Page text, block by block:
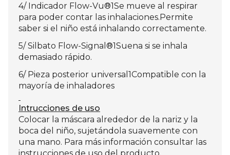
4/ Indicador Flow-Vu®1Se mueve al respirar
para poder contar las inhalaciones.Permite
saber si el niño está inhalando correctamente.
5/ Silbato Flow-Signal®1Suena si se inhala
demasiado rápido.
6/ Pieza posterior universal1Compatible con la
mayoría de inhaladores
Intrucciones de uso
Colocar la máscara alrededor de la nariz y la
boca del niño, sujetándola suavemente con
una mano. Para más información consultar las
instrucciones de uso del producto.